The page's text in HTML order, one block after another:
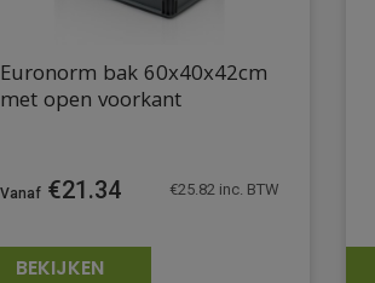
Euronorm bak 60x40x42cm
met open voorkant
€21.34 €25.82inc. BTW
BEKIJKEN